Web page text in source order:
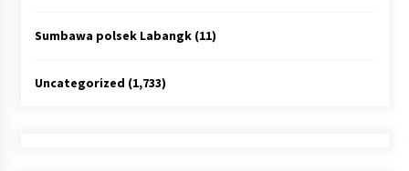
Sumbawa polsek Labangk(11)
Uncategorized (1,733)